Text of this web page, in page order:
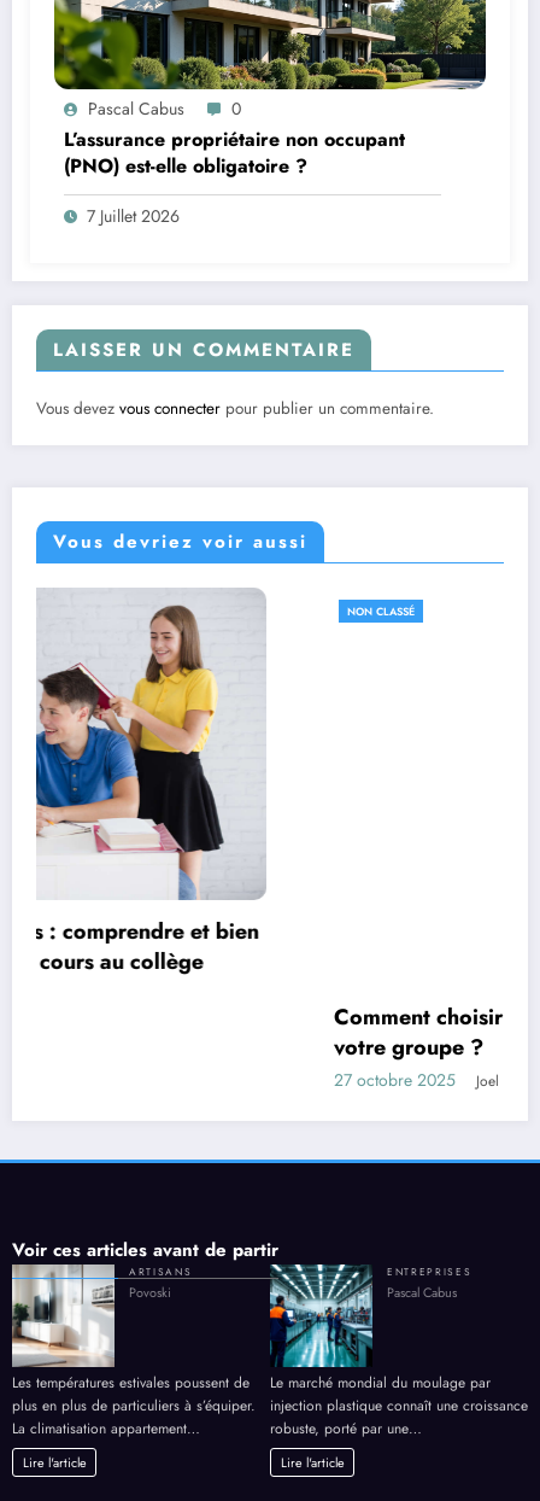
Pascal Cabus 0
L’assurance propriétaire non occupant
(PNO) est-elle obligatoire ?
7 Juillet 2026
LAISSER UN COMMENTAIRE
Vous devez vous connecter pour publier un commentaire.
Vous devriez voir aussi
Comment choisir une villa selon la taille de
Voir ces articles avant de partir
ARTISANS
Les températures estivales poussent de
plus en plus de particuliers à s’équiper.
La climatisation appartement…
Lire l'article
ENTREPRISES
Le marché mondial du moulage par
injection plastique connaît une croissance
robuste, porté par une…
Lire l'article